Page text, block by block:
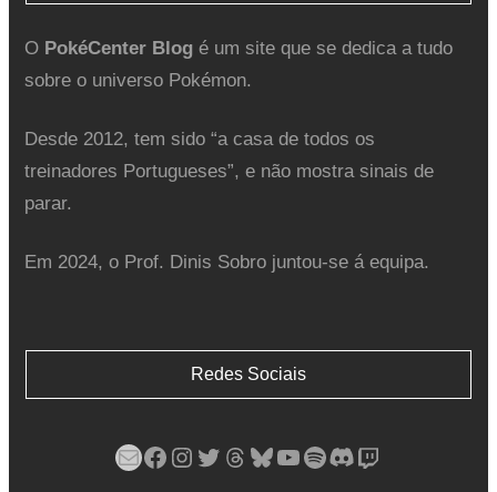
O PokéCenter Blogé um site que se dedica a tudo
sobre o universo Pokémon.
Desde 2012, tem sido “a casa de todos os
treinadores Portugueses”, e não mostra sinais de
parar.
Em 2024, o Prof. Dinis Sobro juntou-se á equipa.
Redes Sociais
Mail Facebook Instagram Twitter Threads Bluesky YouTube Spotify Discord Twitch